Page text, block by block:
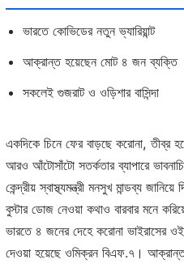
ভারতে কোভিডের নতুন ভ্যারিয়ান্ট
আক্রান্ত হয়েছেন মোট ৪ জন ব্যক্তি
সকলেই গুজরাট ও ওড়িশার বাসিন্দা
একদিকে চিনে ফের বাড়ছে করোনা, তীব্র
আরও আঁটোসাঁটো সতর্কতার ব্যাপারে
কেন্দ্রীয় স্বাস্থ্যমন্ত্রী মনসুখ মান্ডব্য
বুস্টার ডোজ নেওয়া কথাও বারবার মনে
ভারতে ৪ জনের দেহে করোনা ভাইরাসের
দেওয়া হয়েছে ওমিক্রন বিএফ.৭।